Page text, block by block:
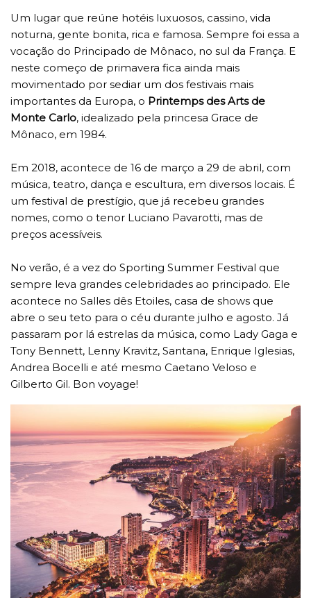
Um lugar que reúne hotéis luxuosos, cassino, vida
noturna, gente bonita, rica e famosa. Sempre foi essa a
vocação do Principado de Mônaco, no sul da França. E
neste começo de primavera fica ainda mais
movimentado por sediar um dos festivais mais
importantes da Europa, o Printemps des Arts de
Monte Carlo, idealizado pela princesa Grace de
Mônaco, em 1984.
Em 2018, acontece de 16 de março a 29 de abril, com
música, teatro, dança e escultura, em diversos locais. É
um festival de prestígio, que já recebeu grandes
nomes, como o tenor Luciano Pavarotti, mas de
preços acessíveis.
No verão, é a vez do Sporting Summer Festival que
sempre leva grandes celebridades ao principado. Ele
acontece no Salles dês Etoiles, casa de shows que
abre o seu teto para o céu durante julho e agosto. Já
passaram por lá estrelas da música, como Lady Gaga e
Tony Bennett, Lenny Kravitz, Santana, Enrique Iglesias,
Andrea Bocelli e até mesmo Caetano Veloso e
Gilberto Gil. Bon voyage!